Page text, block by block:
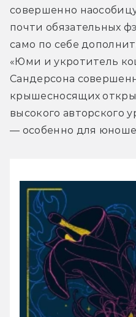
совершенно
почти обязательных
само по себе
«Юми и укротитель
Сандерсона
крышесносящих
высокого авторского
— особенно для